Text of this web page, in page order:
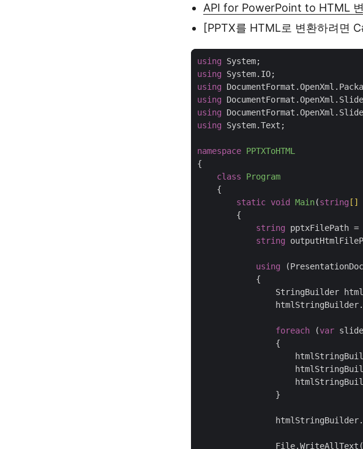
API for PowerPoint to HTML
[PPTX를 HTML로 변환하려면
using
using
using
using
using
using
namespace PPTXToHTML
class
Program
static void Main(string []
string pptxFilePath =
string
using
StringBuilder
foreach (var slide